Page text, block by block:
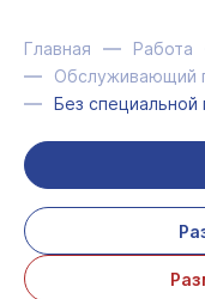
Главная Работа
Обслуживающий
Без специальной